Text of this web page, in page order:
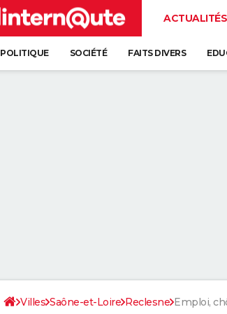
ACTUALITÉS
POLITIQUE SOCIÉTÉ FAITS DIVERS
Villes Saône-et-Loire Reclesne Emploi,